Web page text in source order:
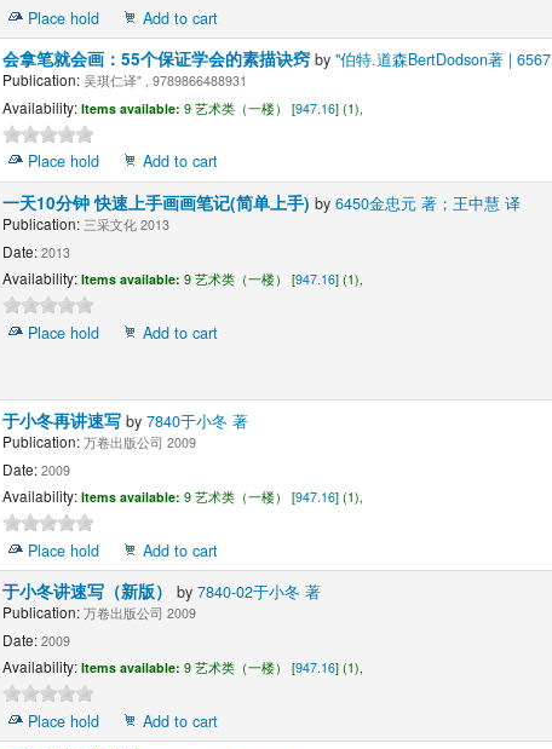
Place hold
Add to cart
会拿笔就会画：55个保证学会的素描诀窍 by "伯特.道森BertDodson著 | 6567
Publication:吴琪仁译" , 9789866488931
Availability: Items available: 9 艺术类（一楼） [947.16] (1),
Place hold
Add to cart
一天10分钟 快速上手画画笔记(简单上手) by 6450金忠元 著；王中慧 译
Publication:三采文化 2013
Date:2013
Availability: Items available: 9 艺术类（一楼） [947.16] (1),
Place hold Add to cart
于小冬再讲速写 by 7840于小冬 著
Publication:万卷出版公司 2009
Date:2009
Availability: Items available: 9 艺术类（一楼） [947.16] (1),
Place hold
Add to cart
于小冬讲速写（新版） by 7840-02于小冬 著
Publication:万卷出版公司 2009
Date:2009
Availability: Items available: 9 艺术类（一楼） [947.16] (1),
Place hold
Add to cart